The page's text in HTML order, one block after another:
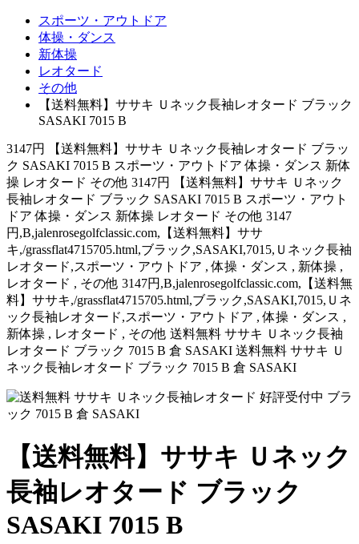
スポーツ・アウトドア
体操・ダンス
新体操
レオタード
その他
【送料無料】ササキ Ｕネック長袖レオタード ブラック
SASAKI 7015 B
3147円 【送料無料】ササキ Ｕネック長袖レオタード ブラッ
ク SASAKI 7015 B スポーツ・アウトドア 体操・ダンス 新体
操 レオタード その他 3147円 【送料無料】ササキ Ｕネック
長袖レオタード ブラック SASAKI 7015 B スポーツ・アウト
ドア 体操・ダンス 新体操 レオタード その他 3147
円,B,jalenrosegolfclassic.com,【送料無料】ササ
キ,/grassflat4715705.html,ブラック,SASAKI,7015,Ｕネック長袖
レオタード,スポーツ・アウトドア , 体操・ダンス , 新体操 ,
レオタード , その他 3147円,B,jalenrosegolfclassic.com,【送料無
料】ササキ,/grassflat4715705.html,ブラック,SASAKI,7015,Ｕネ
ック長袖レオタード,スポーツ・アウトドア , 体操・ダンス ,
新体操 , レオタード , その他 送料無料 ササキ Ｕネック長袖
レオタード ブラック 7015 B 倉 SASAKI 送料無料 ササキ Ｕ
ネック長袖レオタード ブラック 7015 B 倉 SASAKI
【送料無料】ササキ Ｕネック
長袖レオタード ブラック
SASAKI 7015 B